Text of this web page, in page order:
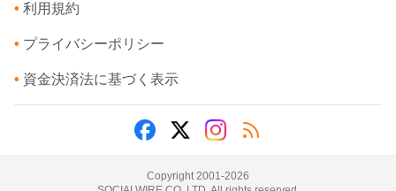
• 利用規約
• プライバシーポリシー
• 資金決済法に基づく表示
Copyright 2001-2026